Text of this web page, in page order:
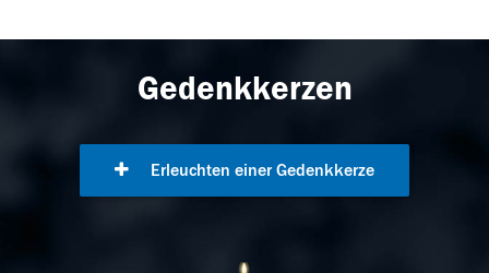
Gedenkkerzen
Erleuchten einer Gedenkkerze